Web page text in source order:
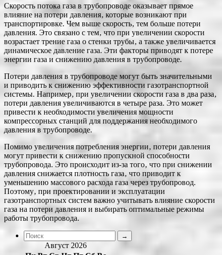
Скорость потока газа в трубопроводе оказывает прямое
влияние на потери давления‚ которые возникают при
транспортировке. Чем выше скорость‚ тем больше потери
давления. Это связано с тем‚ что при увеличении скорости
возрастает трение газа о стенки трубы‚ а также увеличивается
динамическое давление газа. Эти факторы приводят к потере
энергии газа и снижению давления в трубопроводе.
Потери давления в трубопроводе могут быть значительными
и приводить к снижению эффективности газотранспортной
системы. Например‚ при увеличении скорости газа в два раза‚
потери давления увеличиваются в четыре раза. Это может
привести к необходимости увеличения мощности
компрессорных станций для поддержания необходимого
давления в трубопроводе.
Помимо увеличения потребления энергии‚ потери давления
могут привести к снижению пропускной способности
трубопровода. Это происходит из-за того‚ что при снижении
давления снижается плотность газа‚ что приводит к
уменьшению массового расхода газа через трубопровод.
Поэтому‚ при проектировании и эксплуатации
газотранспортных систем важно учитывать влияние скорости
газа на потери давления и выбирать оптимальные режимы
работы трубопровода.
Август 2026